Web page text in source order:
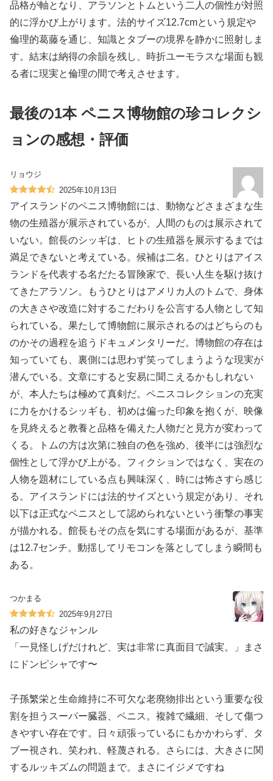
品格が軸となり、アラソンとトムという二人の個性が対照
的に浮かび上がります。法的サイズ12.7cmという規定や
倫理的葛藤を通じ、知識とタブーの境界を静かに照射しま
す。結末は納得の余韻を残し、時折ユーモラスな場面も観
る者に現実と倫理の間で考えさせます。
最後の1本 ペニス博物館の珍コレクシ
ョンの感想・評価
リョウジ
2025年10月13日
アイスランドのペニス博物館には、動物などさまざまな生
物の生殖器が展示されているが、人間のものは展示されて
いない。館長のシッギは、ヒトの生殖器を展示するまでは
満足できないと考えている。候補は二名。ひとりはアイス
ランドを代表する名だたる冒険家で、長い人生を駆け抜け
てきたアラソン。もうひとりはアメリカ人のトムで、身体
の大きさや改造に対するこだわりを公言する人物として知
られている。果たして博物館に展示されるのはどちらのも
のかその過程を追うドキュメンタリーだ。博物館の存在は
知っていても、裏側には思わず笑ってしまうような現実が
潜んでいる。文章にすると安易に聞こえるかもしれない
が、本人たちは極めて真剣だ。ペニスコレクションの充実
に力をかけるシッギも、初めは偏った印象を抱くが、映像
を見終えると教養と品格を備えた人物だと見方が変わって
くる。トムの方は次第に独自の色を強め、後半には強烈な
個性として浮かび上がる。フィクションではなく、実在の
人物を題材にしている点も興味深く、時には怖さすら感じ
る。アイスランドには法的サイズという規定があり、それ
以下は正式なペニスとして認められないという衝撃の事実
が描かれる。館長もその点を気にする場面があるが、基準
は12.7センチ。動揺してリモコンを落としてしまう瞬間も
ある。
つかまる
2025年9月27日
私の好きなジャンル
「一見怪しげだけれど、実は非常に真面目で誠実。」まさ
にドンピシャです〜
子孫繁栄と生命維持に不可欠な老廃物排出という重要な役
割を担うスーパー臓器、ペニス。複雑で繊細、そして傷つ
きやすい存在です。日々頑張っているにもかかわらず、タ
ブー視され、笑われ、軽蔑される。さらには、大きさに関
するルッキズムの問題まで。まさにイジメですね